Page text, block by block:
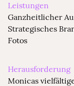
Herausforderung
Monicas
Leistungen
Ganzheitlicher
Strategisches
Fotos